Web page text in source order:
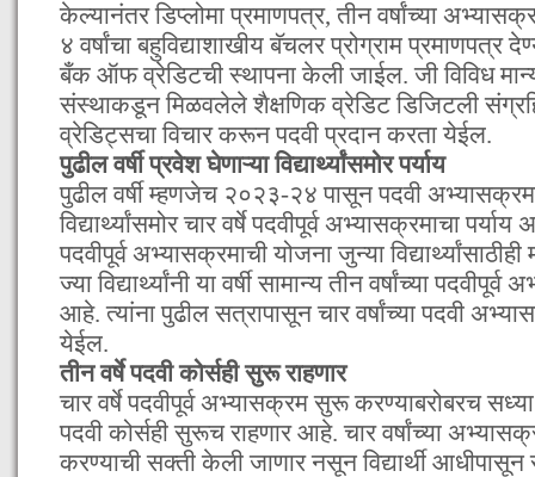
केल्यानंतर डिप्लोमा प्रमाणपत्र, तीन वर्षांच्या
४ वर्षांचा बहुविद्याशाखीय बॅचलर प्रोग्राम प्रमाणपत्र
बँक ऑफ व्रेडिटची स्थापना केली जाईल. जी विविध
संस्थाकडून मिळवलेले शैक्षणिक व्रेडिट डिजिटली
व्रेडिट्सचा विचार करून पदवी प्रदान करता येईल.
पुढील वर्षी प्रवेश घेणाऱ्या विद्यार्थ्यांसमोर पर्याय
पुढील वर्षी म्हणजेच २०२३-२४ पासून पदवी
विद्यार्थ्यांसमोर चार वर्षे पदवीपूर्व अभ्यासक्रमाचा
पदवीपूर्व अभ्यासक्रमाची योजना जुन्या
ज्या विद्यार्थ्यांनी या वर्षी सामान्य तीन वर्षांच्या
आहे. त्यांना पुढील सत्रापासून चार वर्षांच्या पदवी
येईल.
तीन वर्षे पदवी कोर्सही सुरू राहणार
चार वर्षे पदवीपूर्व अभ्यासक्रम सुरू करण्याबरोबरच
पदवी कोर्सही सुरूच राहणार आहे. चार वर्षांच्या
करण्याची सक्ती केली जाणार नसून विद्यार्थी